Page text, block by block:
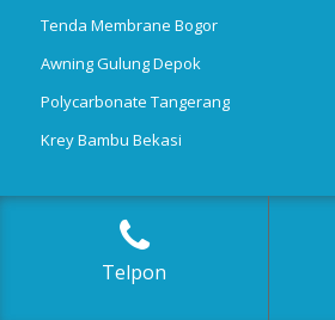
Tenda Membrane Bogor
Awning Gulung Depok
Polycarbonate Tangerang
Krey Bambu Bekasi
Telpon